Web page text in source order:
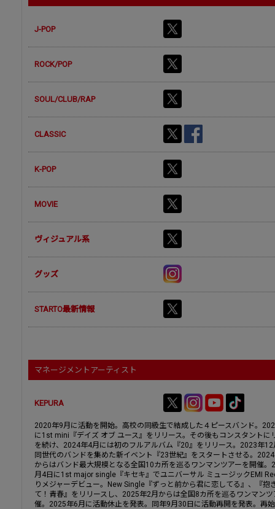
J-POP
ROCK/POP
SOUL/CLUB/RAP
CLASSIC
K-POP
MOVIE
ヴィジュアル系
グッズ
STARTO最新情報
マネージメントアーティスト
KEPURA
2020年9月に活動を開始。高校の同級生で結成した４ピースバンド。
に1st mini『デイズ オブ ユース』をリリース。その後もコンスタントに
を続け、2024年4月には初のフルアルバム『20』をリリース。2023年12
同世代のバンドを集めた新イベント『23世紀』をスタートさせる。
からはバンド最大規模となる全国10カ所を巡るワンマンツアーを開催。
月4日に1st major single『キセキ』でユニバーサル ミュージックEMI
りメジャーデビュー。New Single『ずっと前から君に恋してる』、『抱
て！青春』をリリースし、2025年2月からは全国8カ所を巡るワンマンツ
催。2025年6月に活動休止を発表。同年9月30日に活動再開を発表。再